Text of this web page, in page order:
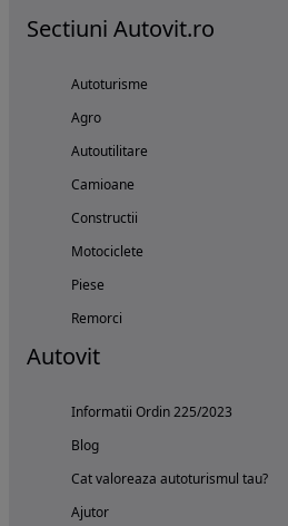
Sectiuni Autovit.ro
Autoturisme
Agro
Autoutilitare
Camioane
Constructii
Motociclete
Piese
Remorci
Autovit
Informatii Ordin 225/2023
Blog
Cat valoreaza autoturismul tau?
Ajutor